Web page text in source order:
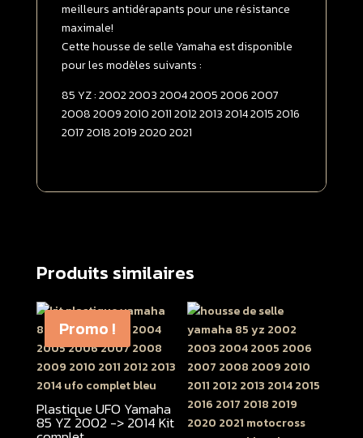
meilleurs antidérapants pour une résistance
maximale!
Cette housse de selle Yamaha est disponible
pour les modèles suivants :
85 YZ : 2002 2003 2004 2005 2006 2007
2008 2009 2010 2011 2012 2013 2014 2015 2016
2017 2018 2019 2020 2021
Produits similaires
Promo !
Plastique UFO Yamaha
85 YZ 2002 -> 2014 Kit